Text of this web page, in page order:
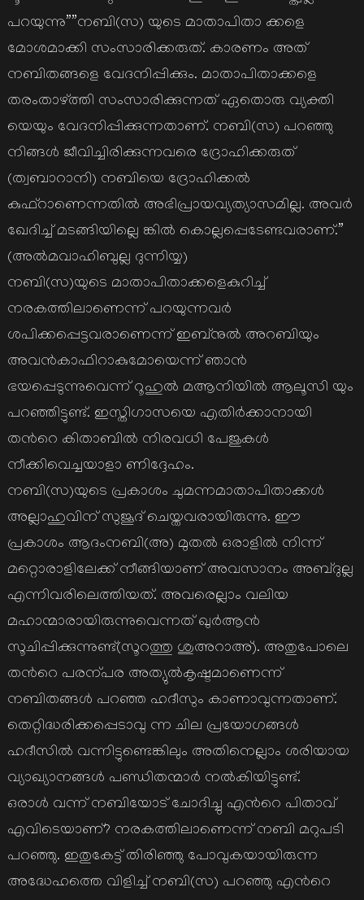
പറയുന്നു””നബി(സ) യുടെ മാതാപിതാ ക്കളെ
മോശമാക്കി സംസാരിക്കരുത്. കാരണം അത്
നബിതങ്ങളെ വേദനിപ്പിക്കും. മാതാപിതാക്കളെ
തരംതാഴ്ത്തി സംസാരിക്കുന്നത് ഏതൊരു വ്യക്തി
യെയും വേദനിപ്പിക്കുന്നതാണ്. നബി(സ) പറഞ്ഞു
നിങ്ങള്‍ ജീവിച്ചിരിക്കുന്നവരെ ദ്രോഹിക്കരുത്
(ത്വബാറാനി) നബിയെ ദ്രോഹിക്കല്‍
കുഫ്റാണെന്നതില്‍ അഭിപ്രായവ്യത്യാസമില്ല. അവര്‍
ഖേദിച്ച് മടങ്ങിയില്ലെ ങ്കില്‍ കൊല്ലപ്പെടേണ്ടവരാണ്.”
(അല്‍മവാഹിബുല്ല ദുന്നിയ്യ)
നബി(സ)യുടെ മാതാപിതാക്കളെകുറിച്ച്
നരകത്തിലാണെന്ന് പറയുന്നവര്‍
ശപിക്കപ്പെട്ടവരാണെന്ന് ഇബ്നുല്‍ അറബിയും
അവന്‍കാഫിറാകുമോയെന്ന് ഞാന്‍
ഭയപ്പെടുന്നുവെന്ന് റൂഹുല്‍ മആനിയില്‍ ആലൂസി യും
പറഞ്ഞിട്ടുണ്ട്. ഇസ്തിഗാസയെ എതിര്‍ക്കാനായി
തന്‍റെ കിതാബില്‍ നിരവധി പേജുകള്‍
നീക്കിവെച്ചയാളാ ണിദ്ദേഹം.
നബി(സ)യുടെ പ്രകാശം ചുമന്നമാതാപിതാക്കള്‍
അല്ലാഹുവിന് സുജൂദ് ചെയ്തവരായിരുന്നു. ഈ
പ്രകാശം ആദംനബി(അ) മുതല്‍ ഒരാളില്‍ നിന്ന്
മറ്റൊരാളിലേക്ക് നീങ്ങിയാണ് അവസാനം അബ്ദുല്ല
എന്നിവരിലെത്തിയത്. അവരെല്ലാം വലിയ
മഹാന്മാരായിരുന്നുവെന്നത് ഖുര്‍ആന്‍
സൂചിപ്പിക്കുന്നുണ്ട്(സൂറത്തു ശുഅറാഅ്). അതുപോലെ
തന്‍റെ പരന്പര അത്യുല്‍കൃഷ്ടമാണെന്ന്
നബിതങ്ങള്‍ പറഞ്ഞ ഹദീസും കാണാവുന്നതാണ്.
തെറ്റിദ്ധരിക്കപ്പെടാവു ന്ന ചില പ്രയോഗങ്ങള്‍
ഹദീസില്‍ വന്നിട്ടുണ്ടെങ്കിലും അതിനെല്ലാം ശരിയായ
വ്യാഖ്യാനങ്ങള്‍ പണ്ഡിതന്മാര്‍ നല്‍കിയിട്ടുണ്ട്.
ഒരാള്‍ വന്ന് നബിയോട് ചോദിച്ചു എന്‍റെ പിതാവ്
എവിടെയാണ്? നരകത്തിലാണെന്ന് നബി മറുപടി
പറഞ്ഞു. ഇതുകേട്ട് തിരിഞ്ഞു പോവുകയായിരുന്ന
അദ്ധേഹത്തെ വിളിച്ച് നബി(സ) പറഞ്ഞു എന്‍റെ